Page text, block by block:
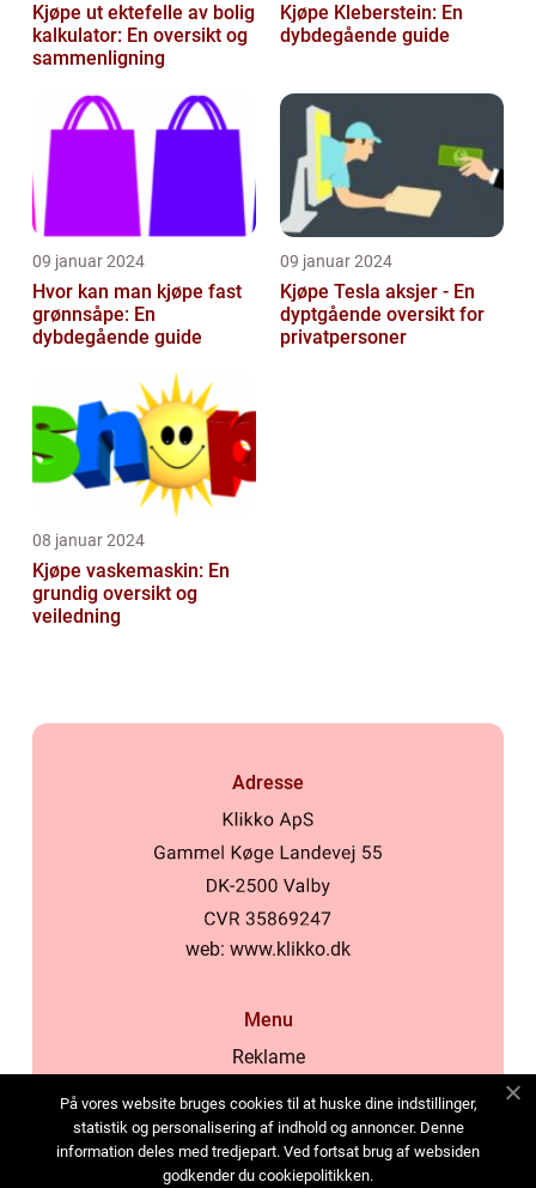
Kjøpe ut ektefelle av bolig
kalkulator: En oversikt og
sammenligning
Kjøpe Kleberstein: En
dybdegående guide
09 januar 2024
Hvor kan man kjøpe fast
grønnsåpe: En
dybdegående guide
09 januar 2024
Kjøpe Tesla aksjer - En
dyptgående oversikt for
privatpersoner
08 januar 2024
Kjøpe vaskemaskin: En
grundig oversikt og
veiledning
Adresse
web: www.klikko.dk
Menu
Reklame
Cookies
Kontakt Oss
På vores website bruges cookies til at huske dine indstillinger,
statistik og personalisering af indhold og annoncer. Denne
information deles med tredjepart. Ved fortsat brug af websiden
godkender du cookiepolitikken.